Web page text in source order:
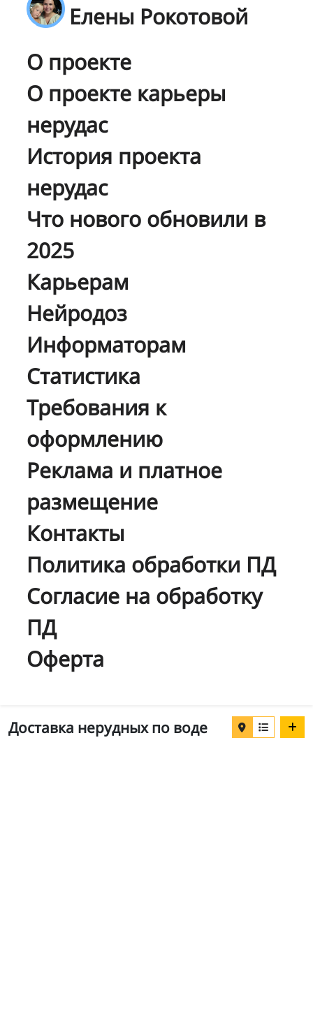
Елены Рокотовой
О проекте
О проекте карьеры
нерудас
История проекта
нерудас
Что нового обновили в
2025
Карьерам
Нейродоз
Информаторам
Статистика
Требования к
оформлению
Реклама и платное
размещение
Контакты
Политика обработки ПД
Согласие на обработку
ПД
Оферта
Доставка нерудных по воде